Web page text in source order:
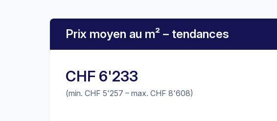
Prix moyen au m² – tendances
CHF 6'233
(min. CHF 5'257 – max. CHF 8'608)